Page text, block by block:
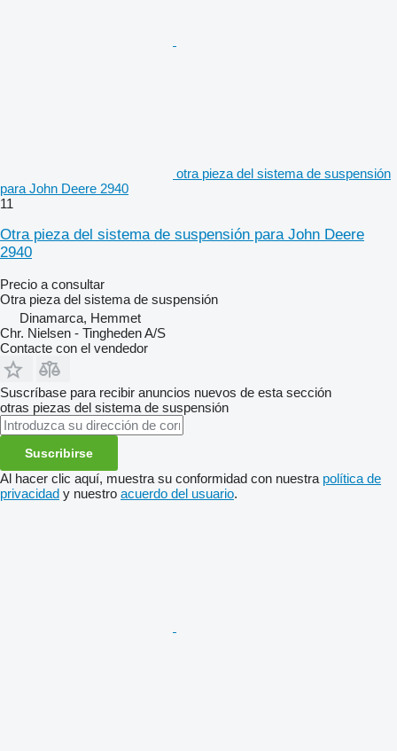
otra pieza del sistema de suspensión
para John Deere 2940
11
Otra pieza del sistema de suspensión para John Deere
2940
Precio a consultar
Otra pieza del sistema de suspensión
Dinamarca, Hemmet
Chr. Nielsen - Tingheden A/S
Contacte con el vendedor
Suscríbase para recibir anuncios nuevos de esta sección
otras piezas del sistema de suspensión
Suscribirse
Al hacer clic aquí, muestra su conformidad con nuestra política de
privacidad y nuestro acuerdo del usuario.